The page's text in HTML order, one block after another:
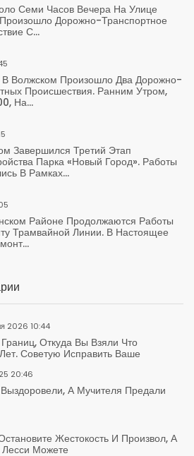
Семи Часов Вечера На Улице
Дорожно-Транспортное
С...
В Волжском Произошло Два Дорожно-
Происшествия. Ранним Утром,
На...
Завершился Третий Этап
Парка «Новый Город». Работы
В Рамках...
Районе Продолжаются Работы
Трамвайной Линии. В Настоящее
2026 10:44
Откуда Вы Взяли Что
Советую Исправить Ваше
20:46
А Мучителя Предали
Жестокость И Произвол, А
Можете